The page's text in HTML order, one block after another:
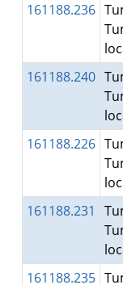
161188.236
161188.240
161188.226
161188.231
161188.235